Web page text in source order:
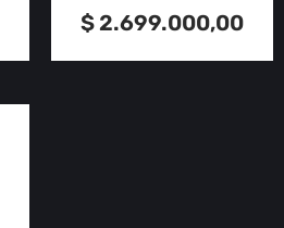
$2.699.000,00